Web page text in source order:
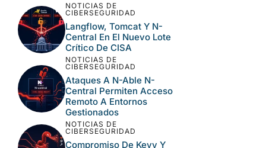
NOTICIAS DE
CIBERSEGURIDAD
Langflow, Tomcat Y N-
Central En El Nuevo Lote
Crítico De CISA
NOTICIAS DE
CIBERSEGURIDAD
Ataques A N-Able N-
Central Permiten Acceso
Remoto A Entornos
Gestionados
NOTICIAS DE
CIBERSEGURIDAD
Compromiso De Keyv Y